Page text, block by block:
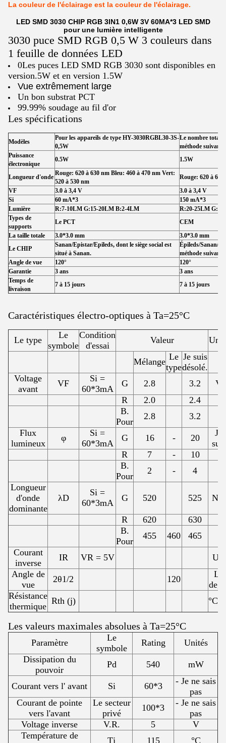
La couleur de l'éclairage est la couleur de l'éclairage.
LED SMD 3030 CHIP RGB 3IN1 0,6W 3V 60MA*3 LED SMD
pour une lumière intelligente
3030 puce SMD RGB 0,5 W 3 couleurs dans
1 feuille de données LED
0Les puces LED SMD RGB 3030 sont disponibles en
version.5W et en version 1.5W
Vue extrêmement large
Un bon substrat PCT
99.99% soudage au fil d'or
Les spécifications
Modèles
Pour les appareils de type HY-3030RGBL30-3S-
0,5W
Le nombre total
méthode
Puissance
électronique
0.5W 1.5W
Longueur d'onde
Rouge: 620 à 630 nm Bleu: 460 à 470 nm Vert:
520 à 530 nm
Rouge: 620 à
VF
3.0 à 3,4 V
3.0 à 3,4 V
Si
60 mA*3
150 mA*3
Lumière
R:7-10LM G:15-20LM B:2-4LM
R:20-25LM
Types de
supports
Le PCT
CEM
La taille totale
3.0*3.0 mm
3.0*3.0 mm
Le CHIP
Sanan/Epistar/Epileds, dont le siège social est
situé à Sanan.
Épileds/Sanan/
méthode
Angle de vue
120°
120°
Garantie
3 ans
3 ans
Temps de
livraison
7 à 15 jours 7 à 15 jours
Caractéristiques électro-optiques à Ta=25°C
Le type
Le
symbole
Condition
d'essai
Valeur
Mélange Le
type
Je suis
désolé.
Voltage
avant
VF
Si =
60*3mA
G 2.8 3.2
V
R
2.0
2.4
B.
Pour
2.8
3.2
Flux
lumineux
φ
Si =
60*3mA
G 16 - 20
Je
suis
R
7 -
10
B.
Pour
2 -
4
Longueur
d'onde
dominante
λD
Si =
60*3mA
G 520 525 Nm
R 620
630
B.
Pour
455 460
465
Courant
inverse
IR VR = 5V
UA
Angle de
vue
2θ1/2 120
Le
Résistance
thermique
Rth (j) °C/
Les valeurs maximales absolues à Ta=25°C
Paramètre
Le
symbole
Rating
Unités
Dissipation du
pouvoir
Pd 540 mW
Courant vers l' avant Si 60*3
- Je ne sais
pas
Courant de pointe
vers l'avant
Le secteur
privé
100*3
- Je ne sais
pas
Voltage inverse
V.R. 5
V
Température de
Tj 115 °C